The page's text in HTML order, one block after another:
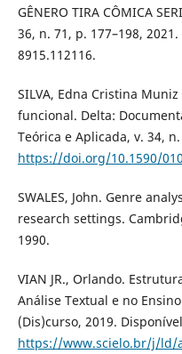
GÊNERO TIRA CÔMICA
36, n. 71, p. 177–198,
8915.112116.
SILVA, Edna Cristina
funcional. Delta:
Teórica e Aplicada, v. 34,
https://doi.org/10.1590/
SWALES, John. Genre
research settings.
1990.
VIAN JR., Orlando.
Análise Textual e no
(Dis)curso, 2019.
https://www.scielo.br/j/ld/